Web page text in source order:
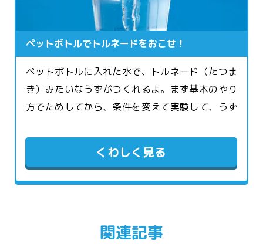
ペットボトルでトルネードをおこせ！
ペットボトルに入れた水で、トルネード（たつま
き）みたいなうずがつくれるよ。まず基本のやり
方でためしてから、条件を変えて実験して、うず
くわしく見る
関連記事